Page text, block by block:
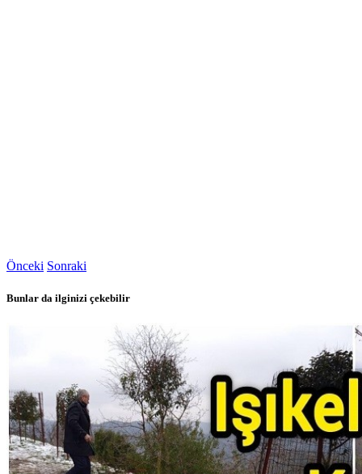
Önceki Sonraki
Bunlar da ilginizi çekebilir